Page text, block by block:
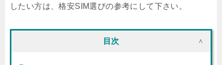
したい方は、格安SIM選びの参考にして下さい。
目次